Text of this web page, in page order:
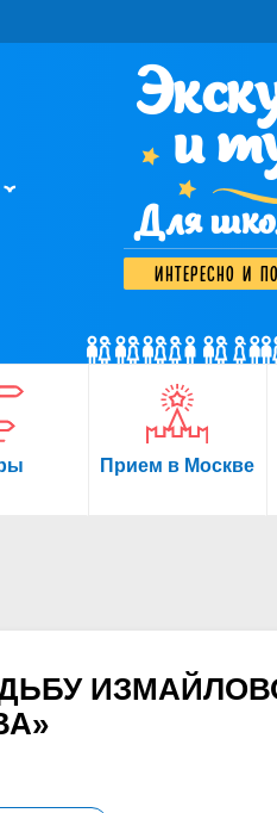
и
Для
интересно и
Прием в Москве